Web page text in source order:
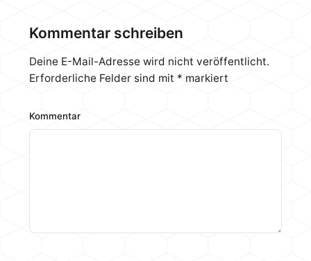
Kommentar schreiben
Deine E-Mail-Adresse wird nicht veröffentlicht.
Erforderliche Felder sind mit * markiert
Kommentar